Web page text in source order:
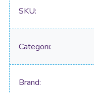
SKU
Categorii
Brand